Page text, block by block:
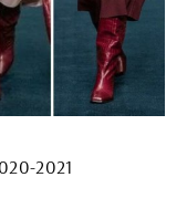
2021